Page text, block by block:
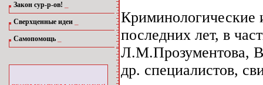
Закон сур-р-ов!
Сверхценные идеи
Самопомощь
Криминологические
последних лет, в
Л.М.Прозументова,
др. специалистов,